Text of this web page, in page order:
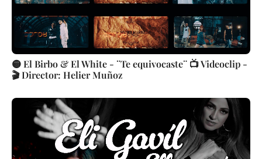
🟡 El Birbo & El White - ¨Te equivocaste¨ 📺 Videoclip -
🎬 Director: Helier Muñoz